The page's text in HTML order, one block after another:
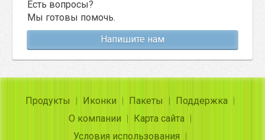
Есть вопросы?
Мы готовы помочь.
Напишите нам
Продукты Иконки Пакеты
Поддержка
О компании
Карта сайта
Условия использования